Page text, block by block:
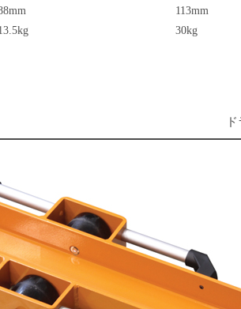
113mm
30kg